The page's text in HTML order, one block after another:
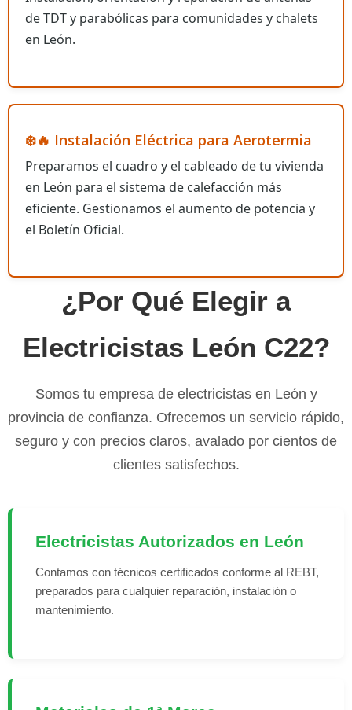
de TDT y parabólicas para comunidades y chalets
en León.
❄️🔥 Instalación Eléctrica para Aerotermia
Preparamos el cuadro y el cableado de tu vivienda
en León para el sistema de calefacción más
eficiente. Gestionamos el aumento de potencia y
el Boletín Oficial.
¿Por Qué Elegir a
Electricistas León C22?
Somos tu empresa de electricistas en León y
provincia de confianza. Ofrecemos un servicio rápido,
seguro y con precios claros, avalado por cientos de
clientes satisfechos.
Electricistas Autorizados en León
Contamos con técnicos certificados conforme al REBT,
preparados para cualquier reparación, instalación o
mantenimiento.